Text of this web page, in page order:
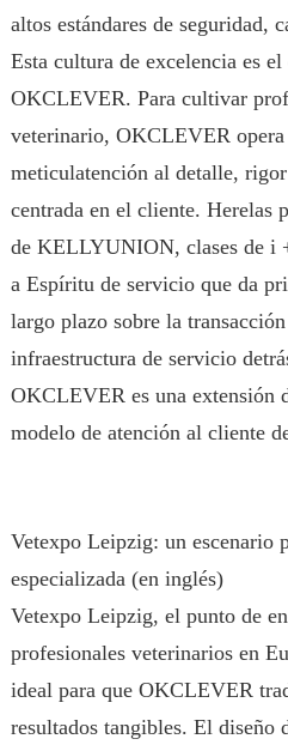
altos estándares de seguridad,
Esta cultura de excelencia es
OKCLEVER. Para cultivar
veterinario, OKCLEVER
meticulatención al detalle,
centrada en el cliente. Herelas
de KELLYUNION, clases de i
a Espíritu de servicio que da
largo plazo sobre la
infraestructura de servicio
OKCLEVER es una extensión
modelo de atención al cliente
Vetexpo Leipzig: un escenario
especializada (en inglés)
Vetexpo Leipzig, el punto de
profesionales veterinarios en
ideal para que OKCLEVER
resultados tangibles. El diseño